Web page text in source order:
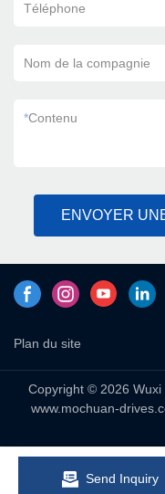
Téléphone
Nom de la compagnie
*Contenu
ENVOYER
Plan du site
Copyright © 2026 Wuxi
www.mochuan-
Send Inquiry